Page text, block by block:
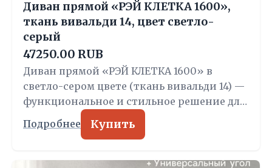
Диван прямой «РЭЙ КЛЕТКА 1600»,
ткань вивальди 14, цвет светло-
серый
47250.00 RUB
Диван прямой «РЭЙ КЛЕТКА 1600» в
светло-сером цвете (ткань вивальди 14) —
функциональное и стильное решение дл…
Подробнее Купить